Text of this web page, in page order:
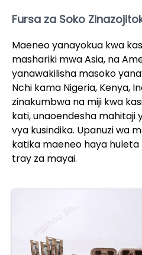
Fursa za Soko
Maeneo yanayokua kwa
mashariki mwa Asia, na
yanawakilisha masoko
Nchi kama Nigeria, Kenya,
zinakumbwa na miji kwa
kati, unaoendesha mahitaji
vya kusindika. Upanuzi wa
katika maeneo haya
tray za mayai.